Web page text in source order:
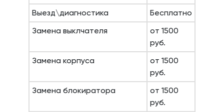
Выезд\диагностика
Бесплатно
Замена выклчателя
от 1500
руб.
Замена корпуса
от 1500
руб.
Замена блокиратора
от 1500
руб.